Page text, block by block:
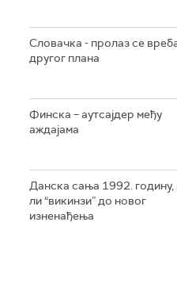
Словачка - пролаз се
другог плана
Финска – аутсајдер међу
аждајама
Данска сања 1992. годину,
ли “викинзи” до новог
изненађења